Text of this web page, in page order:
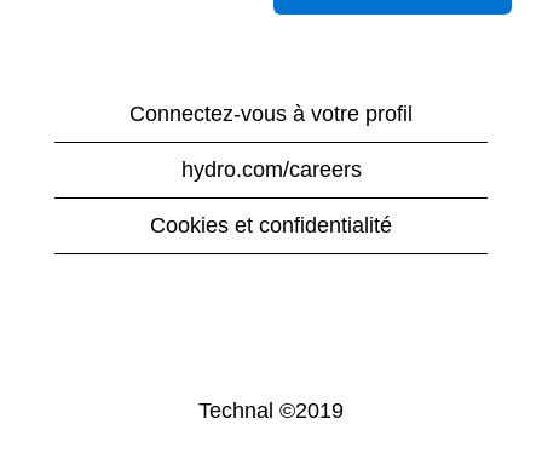
Connectez-vous à votre profil
hydro.com/careers
Cookies et confidentialité
Technal ©2019